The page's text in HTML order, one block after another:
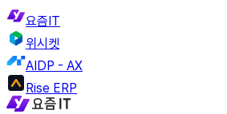
요즘IT
위시켓
AIDP - AX
Rise ERP